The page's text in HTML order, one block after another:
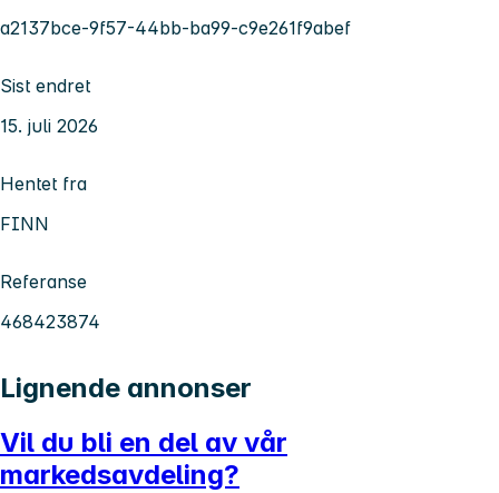
a2137bce-9f57-44bb-ba99-c9e261f9abef
Sist endret
15. juli 2026
Hentet fra
FINN
Referanse
468423874
Lignende annonser
Vil du bli en del av vår
markedsavdeling?